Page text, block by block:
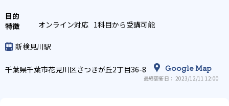
オンライン対応 1科目から受講可能
新検見川駅
千葉県千葉市花見川区さつきが丘2丁目36-8 Google Map
最終更新日： 2023/12/11 12:00